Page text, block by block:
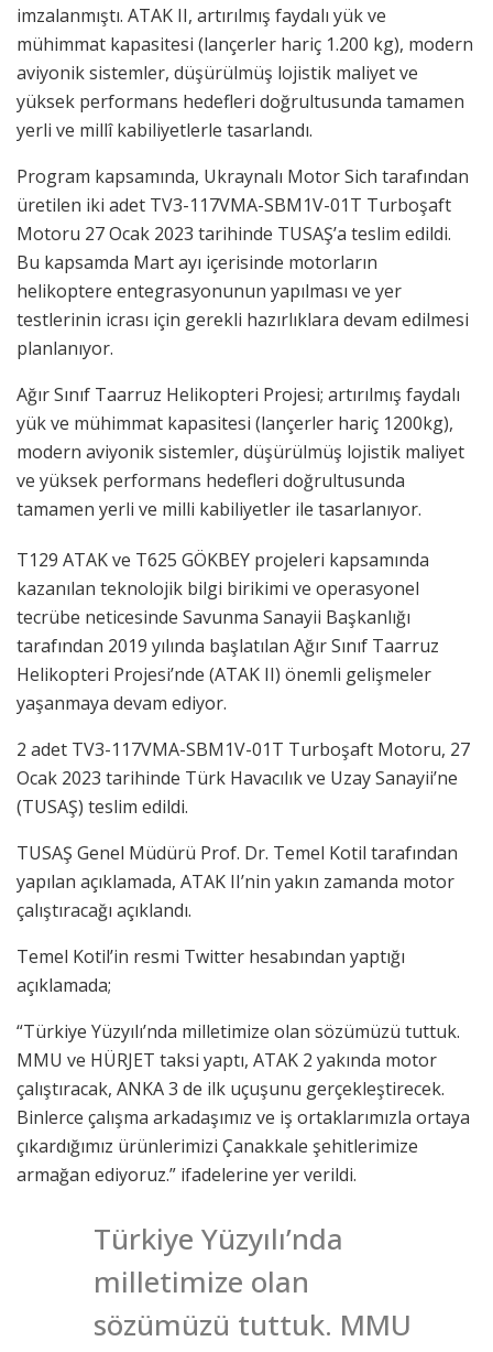
imzalanmıştı. ATAK II, artırılmış faydalı yük ve
mühimmat kapasitesi (lançerler hariç 1.200 kg), modern
aviyonik sistemler, düşürülmüş lojistik maliyet ve
yüksek performans hedefleri doğrultusunda tamamen
yerli ve millî kabiliyetlerle tasarlandı.
Program kapsamında, Ukraynalı Motor Sich tarafından
üretilen iki adet TV3-117VMA-SBM1V-01T Turboşaft
Motoru 27 Ocak 2023 tarihinde TUSAŞ’a teslim edildi.
Bu kapsamda Mart ayı içerisinde motorların
helikoptere entegrasyonunun yapılması ve yer
testlerinin icrası için gerekli hazırlıklara devam edilmesi
planlanıyor.
Ağır Sınıf Taarruz Helikopteri Projesi; artırılmış faydalı
yük ve mühimmat kapasitesi (lançerler hariç 1200kg),
modern aviyonik sistemler, düşürülmüş lojistik maliyet
ve yüksek performans hedefleri doğrultusunda
tamamen yerli ve milli kabiliyetler ile tasarlanıyor.
T129 ATAK ve T625 GÖKBEY projeleri kapsamında
kazanılan teknolojik bilgi birikimi ve operasyonel
tecrübe neticesinde Savunma Sanayii Başkanlığı
tarafından 2019 yılında başlatılan Ağır Sınıf Taarruz
Helikopteri Projesi’nde (ATAK II) önemli gelişmeler
yaşanmaya devam ediyor.
2 adet TV3-117VMA-SBM1V-01T Turboşaft Motoru, 27
Ocak 2023 tarihinde Türk Havacılık ve Uzay Sanayii’ne
(TUSAŞ) teslim edildi.
TUSAŞ Genel Müdürü Prof. Dr. Temel Kotil tarafından
yapılan açıklamada, ATAK II’nin yakın zamanda motor
çalıştıracağı açıklandı.
Temel Kotil’in resmi Twitter hesabından yaptığı
açıklamada;
“Türkiye Yüzyılı’nda milletimize olan sözümüzü tuttuk.
MMU ve HÜRJET taksi yaptı, ATAK 2 yakında motor
çalıştıracak, ANKA 3 de ilk uçuşunu gerçekleştirecek.
Binlerce çalışma arkadaşımız ve iş ortaklarımızla ortaya
çıkardığımız ürünlerimizi Çanakkale şehitlerimize
armağan ediyoruz.” ifadelerine yer verildi.
Türkiye Yüzyılı’nda
milletimize olan
sözümüzü tuttuk. MMU